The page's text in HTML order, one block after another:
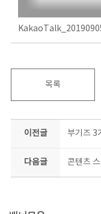
목록
이전글
다음글 콘텐츠